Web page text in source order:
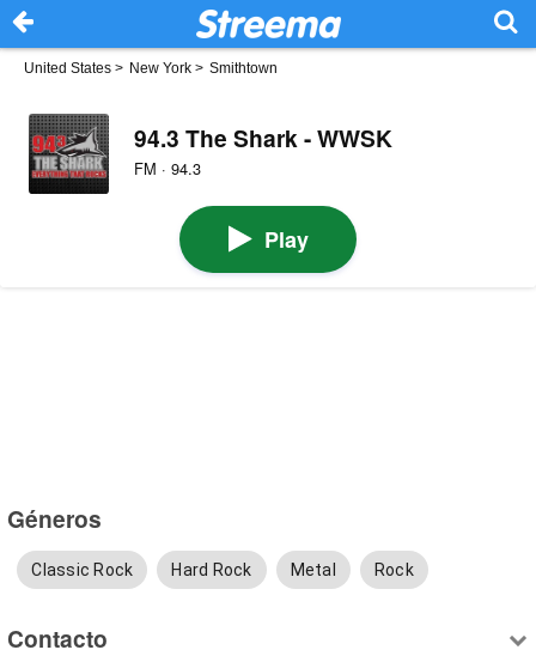
United States > New York > Smithtown
94.3 The Shark - WWSK
FM · 94.3
Play
Géneros
Classic Rock Hard Rock Metal Rock
Contacto